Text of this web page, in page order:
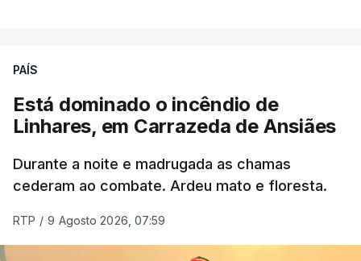
ESTE CONTEÚDO ESTÁ NESTE
PAÍS
Está dominado o incêndio de
Linhares, em Carrazeda de Ansiães
Durante a noite e madrugada as chamas
cederam ao combate. Ardeu mato e floresta.
RTP / 9 Agosto 2026, 07:59